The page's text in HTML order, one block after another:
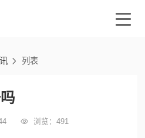
 列表
 浏览： 491